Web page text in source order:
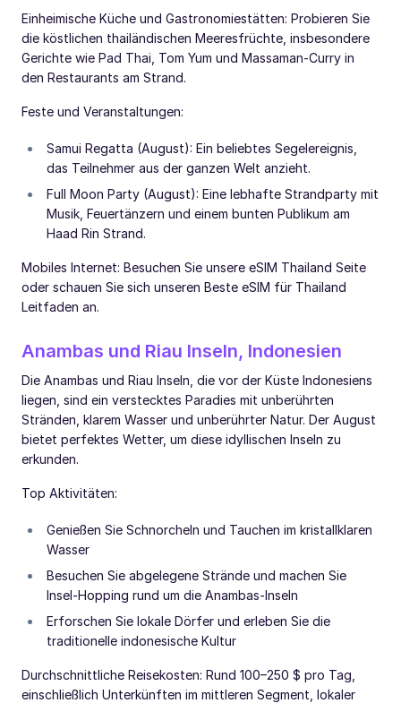
Einheimische Küche und Gastronomiestätten: Probieren Sie
die köstlichen thailändischen Meeresfrüchte, insbesondere
Gerichte wie Pad Thai, Tom Yum und Massaman-Curry in
den Restaurants am Strand.
Feste und Veranstaltungen:
Samui Regatta (August): Ein beliebtes Segelereignis,
das Teilnehmer aus der ganzen Welt anzieht.
Full Moon Party (August): Eine lebhafte Strandparty mit
Musik, Feuertänzern und einem bunten Publikum am
Haad Rin Strand.
Mobiles Internet: Besuchen Sie unsere eSIM Thailand Seite
oder schauen Sie sich unseren Beste eSIM für Thailand
Leitfaden an.
Anambas und Riau Inseln, Indonesien
Die Anambas und Riau Inseln, die vor der Küste Indonesiens
liegen, sind ein verstecktes Paradies mit unberührten
Stränden, klarem Wasser und unberührter Natur. Der August
bietet perfektes Wetter, um diese idyllischen Inseln zu
erkunden.
Top Aktivitäten:
Genießen Sie Schnorcheln und Tauchen im kristallklaren
Wasser
Besuchen Sie abgelegene Strände und machen Sie
Insel-Hopping rund um die Anambas-Inseln
Erforschen Sie lokale Dörfer und erleben Sie die
traditionelle indonesische Kultur
Durchschnittliche Reisekosten: Rund 100–250 $ pro Tag,
einschließlich Unterkünften im mittleren Segment, lokaler